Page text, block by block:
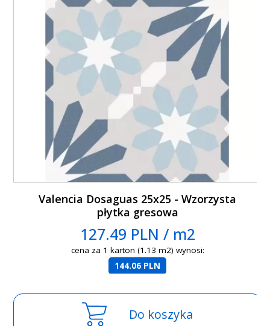
Valencia Dosaguas 25x25 - Wzorzysta
płytka gresowa
127.49 PLN / m2
cena za 1 karton (1.13 m2) wynosi:
144.06 PLN
Do koszyka